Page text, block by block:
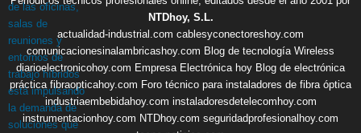
NTDhoy, S.L.
actualidad-industrial.com cablesyconectoreshoy.com
comunicacionesinalambricashoy.com Blog de tecnología Wireless
diarioelectronicohoy.com Empresa Electrónica hoy Blog de electrónica
práctica fibraopticahoy.com Foro técnico para instaladores de fibra óptica
industriaembebidahoy.com instaladoresdetelecomhoy.com
instrumentacionhoy.com NTDhoy.com seguridadprofesionalhoy.com